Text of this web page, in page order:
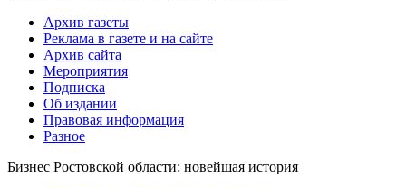
Архив газеты
Реклама в газете и на сайте
Архив сайта
Мероприятия
Подписка
Об издании
Правовая информация
Разное
Бизнес Ростовской области: новейшая история